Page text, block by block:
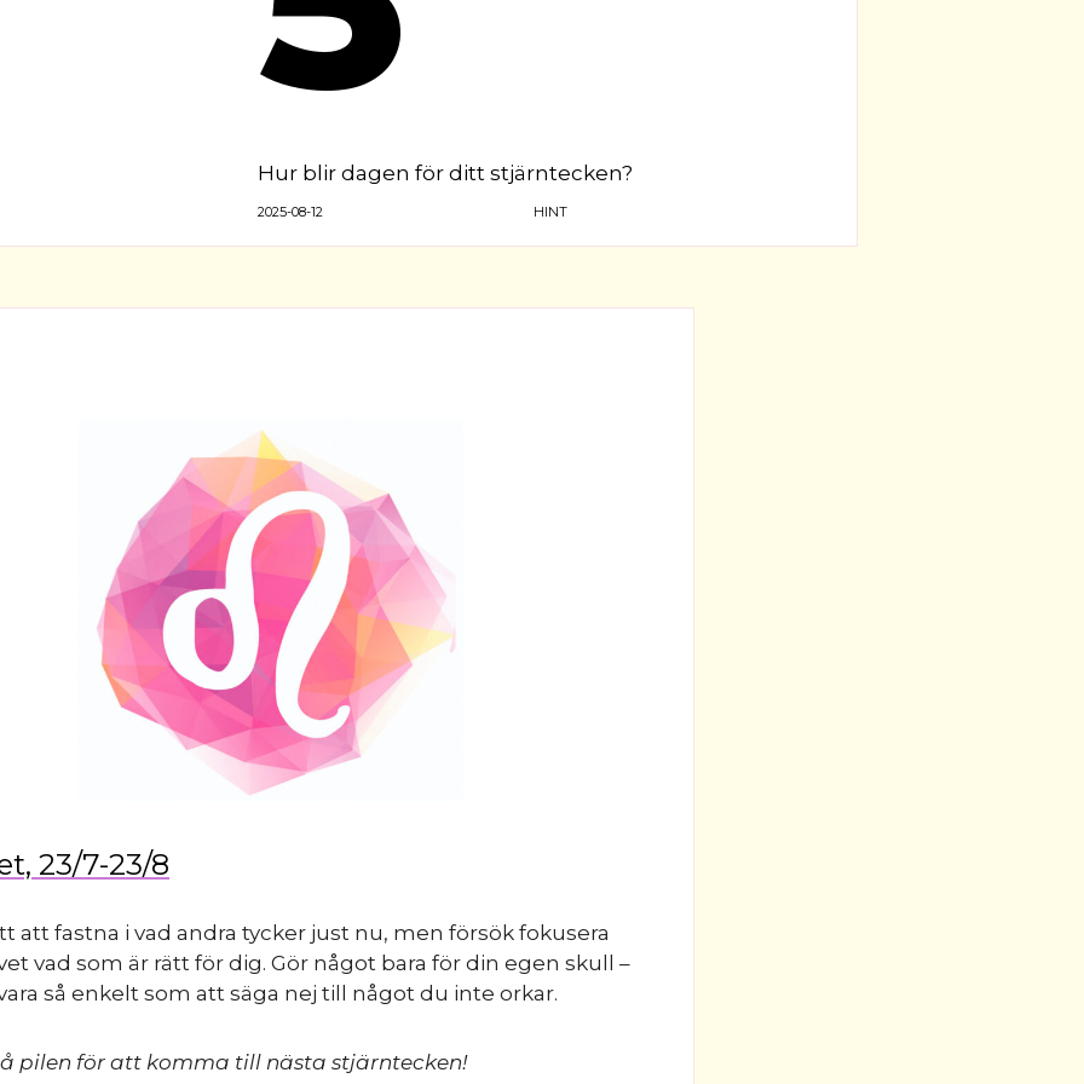
Hur blir dagen för ditt stjärntecken?
2025-08-12 HINT
23/7-23/8
att fastna i vad andra tycker just nu, men försök fokusera
vad som är rätt för dig. Gör något bara för din egen skull –
så enkelt som att säga nej till något du inte orkar.
pilen för att komma till nästa stjärntecken!